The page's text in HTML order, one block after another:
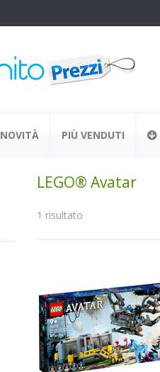
NOVITÀ PIÙ VENDUTI
LEGO® Avatar
1 risultato